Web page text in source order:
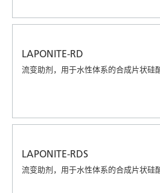
LAPONITE-RD
流变助剂，用于水性体系的合成片状硅
LAPONITE-RDS
流变助剂，用于水性体系的合成片状硅